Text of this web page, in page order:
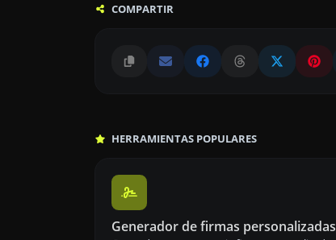
COMPARTIR
HERRAMIENTAS POPULARES
Generador de firmas personalizadas